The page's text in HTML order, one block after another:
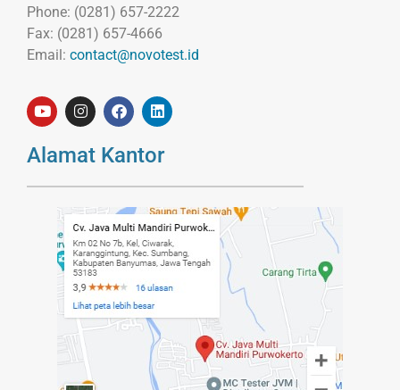
Phone: (0281) 657-2222
Fax: (0281) 657-4666
Email: contact@novotest.id
Alamat Kantor